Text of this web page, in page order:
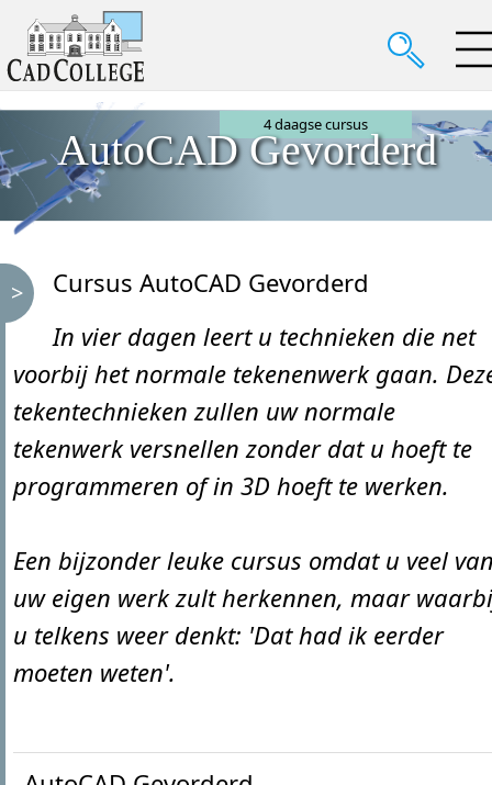
4 daagse cursus
AutoCAD Gevorderd
Cursus AutoCAD Gevorderd
In vier dagen leert u technieken die net
voorbij het normale tekenenwerk gaan.
tekentechnieken zullen uw normale
tekenwerk versnellen zonder dat u hoeft te
programmeren of in 3D hoeft te werken.
Een bijzonder leuke cursus omdat u veel
uw eigen werk zult herkennen, maar
u telkens weer denkt: 'Dat had ik eerder
moeten weten'.